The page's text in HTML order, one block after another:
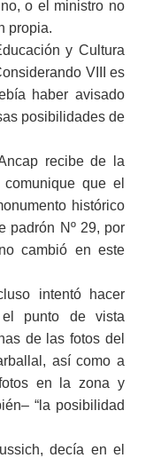
o el ministro no
propia.
y Cultura
VIII es
haber avisado
posibilidades de
recibe de la
que el
histórico
padrón Nº 29, por
cambió en este
intentó hacer
el punto de vista
de las fotos del
así como a
en la zona y
“la posibilidad
decía en el